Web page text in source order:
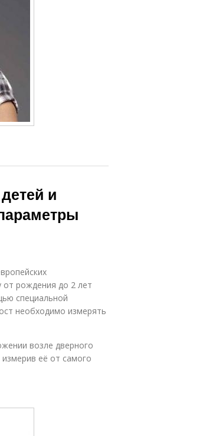
и
от рождения до 2 лет
специальной
необходимо измерять
возле дверного
её от самого